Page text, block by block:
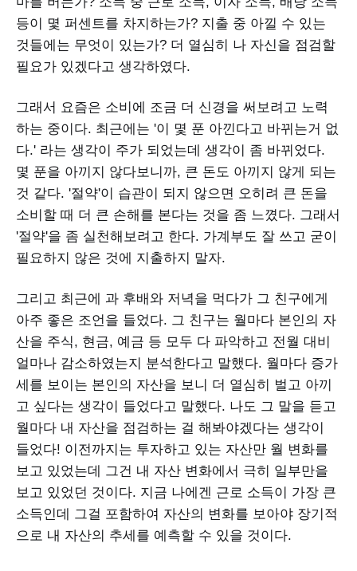
등이 몇 퍼센트를 차지하는가? 지출 중 아낄 수 있는
것들에는 무엇이 있는가? 더 열심히 나 자신을 점검할
필요가 있겠다고 생각하였다.
그래서 요즘은 소비에 조금 더 신경을 써보려고 노력
하는 중이다. 최근에는 '이 몇 푼 아낀다고 바뀌는거 없
다.' 라는 생각이 주가 되었는데 생각이 좀 바뀌었다.
몇 푼을 아끼지 않다보니까, 큰 돈도 아끼지 않게 되는
것 같다. '절약'이 습관이 되지 않으면 오히려 큰 돈을
소비할 때 더 큰 손해를 본다는 것을 좀 느꼈다. 그래서
'절약'을 좀 실천해보려고 한다. 가계부도 잘 쓰고 굳이
필요하지 않은 것에 지출하지 말자.
그리고 최근에 과 후배와 저녁을 먹다가 그 친구에게
아주 좋은 조언을 들었다. 그 친구는 월마다 본인의 자
산을 주식, 현금, 예금 등 모두 다 파악하고 전월 대비
얼마나 감소하였는지 분석한다고 말했다. 월마다 증가
세를 보이는 본인의 자산을 보니 더 열심히 벌고 아끼
고 싶다는 생각이 들었다고 말했다. 나도 그 말을 듣고
월마다 내 자산을 점검하는 걸 해봐야겠다는 생각이
들었다! 이전까지는 투자하고 있는 자산만 월 변화를
보고 있었는데 그건 내 자산 변화에서 극히 일부만을
보고 있었던 것이다. 지금 나에겐 근로 소득이 가장 큰
소득인데 그걸 포함하여 자산의 변화를 보아야 장기적
으로 내 자산의 추세를 예측할 수 있을 것이다.